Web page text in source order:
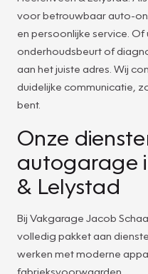
voor betrouwbaar auto-
en persoonlijke service. Of
onderhoudsbeurt of
aan het juiste adres. Wij
duidelijke communicatie,
bent.
Onze
autogarage
& Lelystad
Bij Vakgarage Jacob
volledig pakket aan
werken met moderne
fabrieksvoorwaarden.